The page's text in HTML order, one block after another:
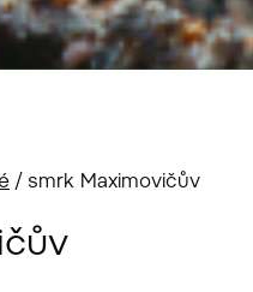
/ smrk Maximovičův